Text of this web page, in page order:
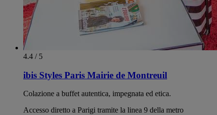
4.4 / 5
ibis Styles Paris Mairie de Montreuil
Colazione a buffet autentica, impegnata ed etica.
Accesso diretto a Parigi tramite la linea 9 della metro